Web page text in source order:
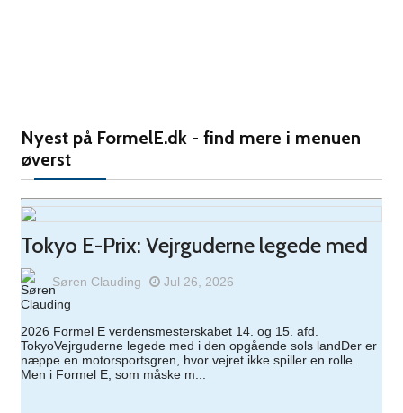
glatis
Honda CR-V e:PHEV er god, også
Mercedes-Benz GLC 300 de diesel
plug-in
Nyest på FormelE.dk - find mere i menuen
øverst
Tokyo E-Prix: Vejrguderne legede med
Søren Clauding Jul 26, 2026
2026 Formel E verdensmesterskabet 14. og 15. afd.
TokyoVejrguderne legede med i den opgående sols landDer er
næppe en motorsportsgren, hvor vejret ikke spiller en rolle.
Men i Formel E, som måske m...